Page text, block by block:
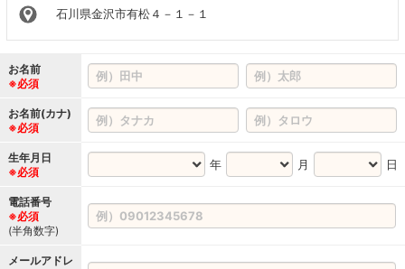
石川県金沢市有松４－１－１
お名前
※必須
お名前(カナ)
※必須
生年月日
※必須
年 月 日
電話番号
※必須
(半角数字)
メールアドレ